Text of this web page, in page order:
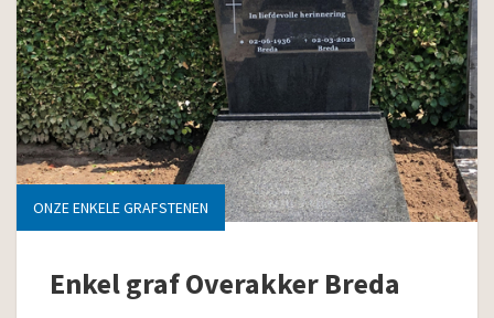
ONZE ENKELE GRAFSTENEN
Enkel graf Overakker Breda